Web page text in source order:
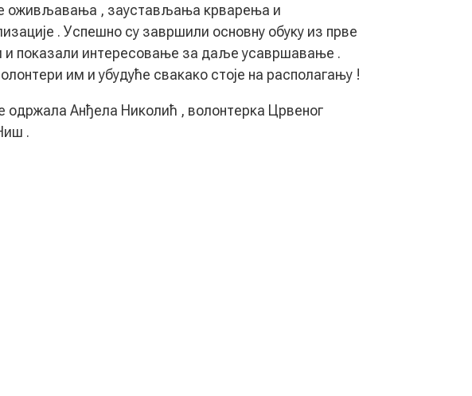
оживљавања , заустављања крварења и
. Успешно су завршили основну обуку из прве
и показали интересовање за даље усавршавање .
им и убудуће свакако стоје на располагању !
одржала Анђела Николић , волонтерка Црвеног
.